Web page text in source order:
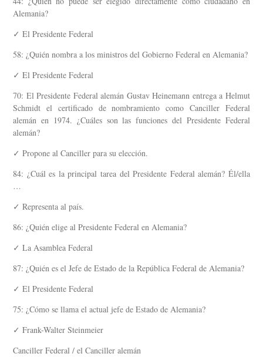
Alemania?
✓ El Presidente Federal
58: ¿Quién nombra a los ministros del Gobierno Federal en Alemania?
✓ El Presidente Federal
70: El Presidente Federal alemán Gustav Heinemann entrega a Helmut
Schmidt el certificado de nombramiento como Canciller Federal
alemán en 1974. ¿Cuáles son las funciones del Presidente Federal
alemán?
✓ Propone al Canciller para su elección.
84: ¿Cuál es la principal tarea del Presidente Federal alemán? Él/ella
…
✓ Representa al país.
86: ¿Quién elige al Presidente Federal en Alemania?
✓ La Asamblea Federal
87: ¿Quién es el Jefe de Estado de la República Federal de Alemania?
✓ El Presidente Federal
75: ¿Cómo se llama el actual jefe de Estado de Alemania?
✓ Frank-Walter Steinmeier
Canciller Federal / el Canciller alemán